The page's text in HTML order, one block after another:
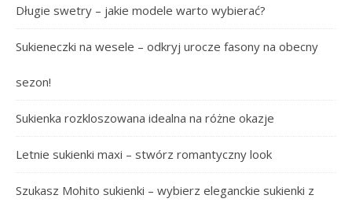
Długie swetry – jakie modele warto wybierać?
Sukieneczki na wesele – odkryj urocze fasony na obecny
sezon!
Sukienka rozkloszowana idealna na różne okazje
Letnie sukienki maxi – stwórz romantyczny look
Szukasz Mohito sukienki – wybierz eleganckie sukienki z